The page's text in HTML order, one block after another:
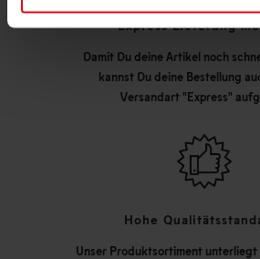
Express Lieferung
Damit Du deine Artikel noch
kannst Du deine Bestellung
Versandart "Express"
Hohe
Unser Produktsortiment unterliegt